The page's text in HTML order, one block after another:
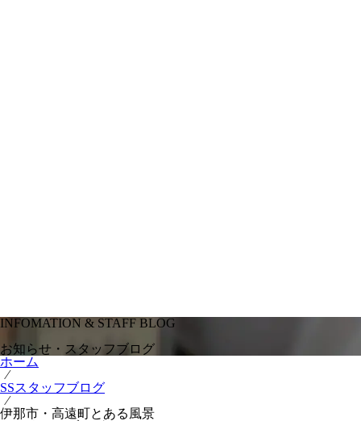
INFOMATION & STAFF BLOG
お知らせ・スタッフブログ
ホーム
⁄
SSスタッフブログ
⁄
伊那市・高遠町とある風景